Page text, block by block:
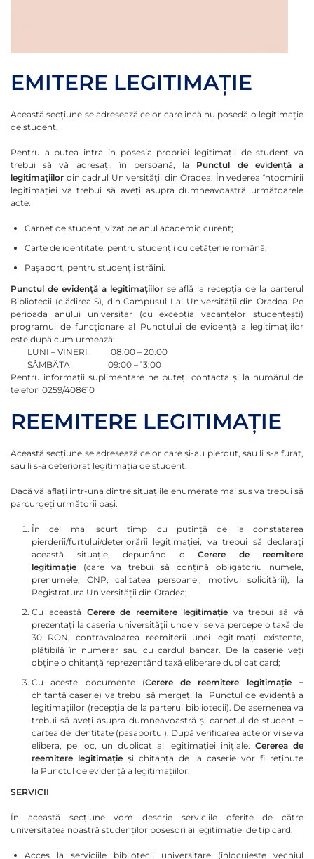
EMITERE LEGITIMAȚIE
Această secțiune se adresează celor care încă nu posedă o legitimație
de student.
Pentru a putea intra în posesia propriei legitimații de student va
trebui să vă adresați, în persoană, la Punctul de evidență a
legitimațiilor din cadrul Universității din Oradea. În vederea întocmirii
legitimației va trebui să aveți asupra dumneavoastră următoarele
acte:
Carnet de student, vizat pe anul academic curent;
Carte de identitate, pentru studenții cu cetățenie română;
Pașaport, pentru studenții străini.
Punctul de evidență a legitimațiilorse află la recepția de la parterul
Bibliotecii (clădirea S), din Campusul I al Universității din Oradea. Pe
perioada anului universitar (cu excepția vacanțelor studențești)
programul de funcționare al Punctului de evidență a legitimațiilor
este după cum urmează:
LUNI – VINERI 08:00 – 20:00
SÂMBĂTA 09:00 – 13:00
Pentru informații suplimentare ne puteți contacta și la numărul de
telefon 0259/408610
REEMITERE LEGITIMAȚIE
Această secțiune se adresează celor care și-au pierdut, sau li s-a furat,
sau li s-a deteriorat legitimația de student.
Dacă vă aflați intr-una dintre situațiile enumerate mai sus va trebui să
parcurgeți următorii pași:
În cel mai scurt timp cu putință de la constatarea
pierderii/furtului/deteriorării legitimației, va trebui să declarați
această situație, depunând o Cerere de reemitere
legitimație (care va trebui să conțină obligatoriu numele,
prenumele, CNP, calitatea persoanei, motivul solicitării), la
Registratura Universității din Oradea;
Cu această Cerere de reemitere legitimațieva trebui să vă
prezentați la caseria universității unde vi se va percepe o taxă de
30 RON, contravaloarea reemiterii unei legitimații existente,
plătibilă în numerar sau cu cardul bancar. De la caserie veți
obține o chitanță reprezentând taxă eliberare duplicat card;
Cu aceste documente (Cerere de reemitere legitimație+
chitanță caserie) va trebui să mergeți la Punctul de evidență a
legitimațiilor (recepția de la parterul bibliotecii). De asemenea va
trebui să aveți asupra dumneavoastră și carnetul de student +
cartea de identitate (pasaportul). După verificarea actelor vi se va
elibera, pe loc, un duplicat al legitimației inițiale. Cererea de
reemitere legitimație și chitanța de la caserie vor fi reținute
la Punctul de evidență a legitimațiilor.
SERVICII
În această secțiune vom descrie serviciile oferite de către
universitatea noastră studenților posesori ai legitimației de tip card.
Acces la serviciile bibliotecii universitare (înlocuiește vechiul